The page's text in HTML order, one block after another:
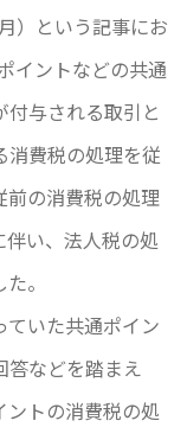
）という記事にお
イントなどの共通
与される取引と
消費税の処理を従
前の消費税の処理
い、法人税の処
。
いた共通ポイン
答などを踏まえ
トの消費税の処